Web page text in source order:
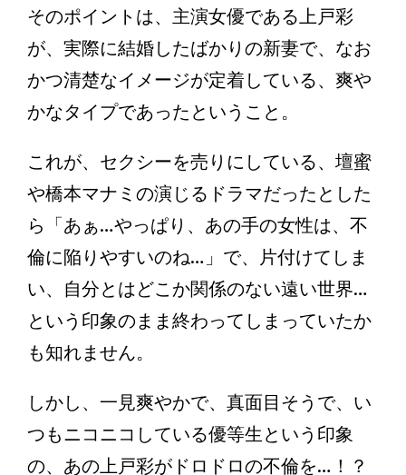
そのポイントは、主演女優である上戸彩
が、実際に結婚したばかりの新妻で、なお
かつ清楚なイメージが定着している、爽や
かなタイプであったということ。
これが、セクシーを売りにしている、壇蜜
や橋本マナミの演じるドラマだったとした
ら「あぁ…やっぱり、あの手の女性は、不
倫に陥りやすいのね…」で、片付けてしま
い、自分とはどこか関係のない遠い世界…
という印象のまま終わってしまっていたか
も知れません。
しかし、一見爽やかで、真面目そうで、い
つもニコニコしている優等生という印象
の、あの上戸彩がドロドロの不倫を…！？